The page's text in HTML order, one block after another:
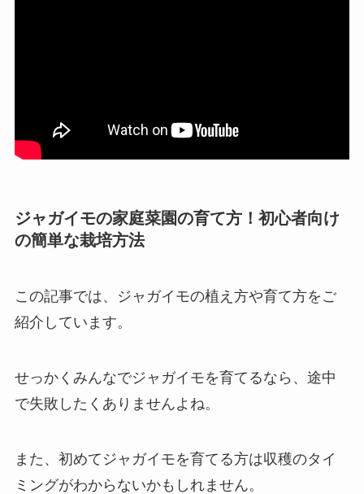
ジャガイモの家庭菜園の育て方！初心者向け
の簡単な栽培方法
この記事では、ジャガイモの植え方や育て方をご
紹介しています。
せっかくみんなでジャガイモを育てるなら、途中
で失敗したくありませんよね。
また、初めてジャガイモを育てる方は収穫のタイ
ミングがわからないかもしれません。